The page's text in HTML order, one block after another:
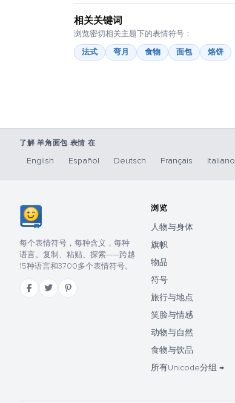
相关关键词
浏览密切相关主题下的表情符号：
法式
弯月 食物 面包 烙饼
了解 羊角面包 表情 在
English Español Deutsch Français Italiano
每个表情符号，每种含义，每种
语言。复制、粘贴、探索——跨越
15种语言和3700多个表情符号。
浏览
人物与身体
旗帜
物品
符号
旅行与地点
笑脸与情感
动物与自然
食物与饮品
所有Unicode分组 →